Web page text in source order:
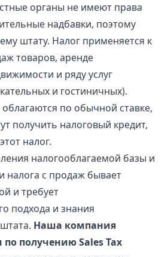
органы не имеют права
надбавки, поэтому
штату. Налог применяется к
товаров, аренде
и ряду услуг
и гостиничных).
по обычной ставке,
получить налоговый кредит,
налог.
налогооблагаемой базы и
налога с продаж бывает
и требует
подхода и знания
Наша компания
по получению Sales Tax